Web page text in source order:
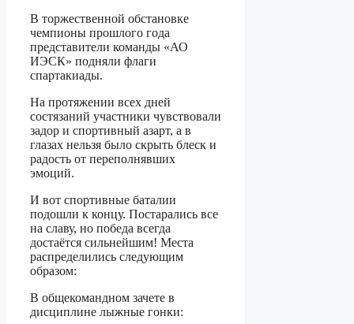
В торжественной обстановке
чемпионы прошлого года
представители команды «АО
ИЭСК» подняли флаги
спартакиады.
На протяжении всех дней
состязаний участники чувствовали
задор и спортивный азарт, а в
глазах нельзя было скрыть блеск и
радость от переполнявших
эмоций.
И вот спортивные баталии
подошли к концу. Постарались все
на славу, но победа всегда
достаётся сильнейшим! Места
распределились следующим
образом:
В общекомандном зачете в
дисциплине лыжные гонки: